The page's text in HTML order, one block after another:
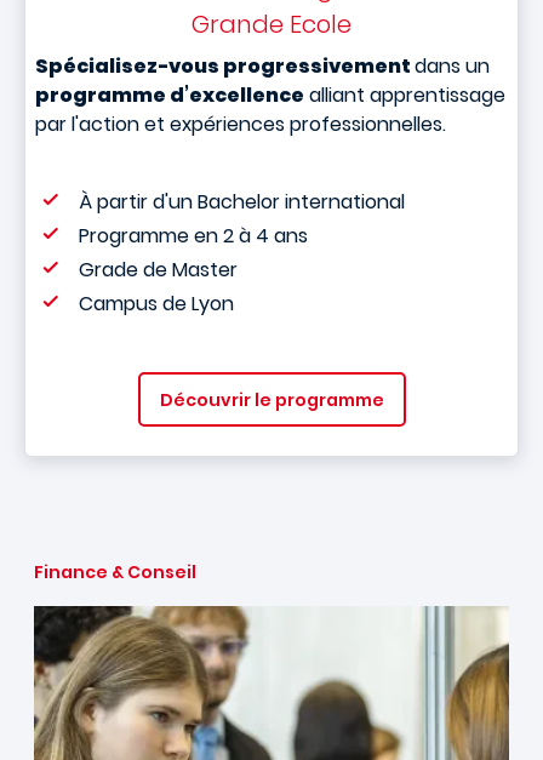
Grande Ecole
Spécialisez-vous progressivementdans un
programme d’excellence alliant apprentissage
par l'action et expériences professionnelles.
À partir d'un Bachelor international
Programme en 2 à 4 ans
Grade de Master
Campus de Lyon
Découvrir le programme
Finance & Conseil